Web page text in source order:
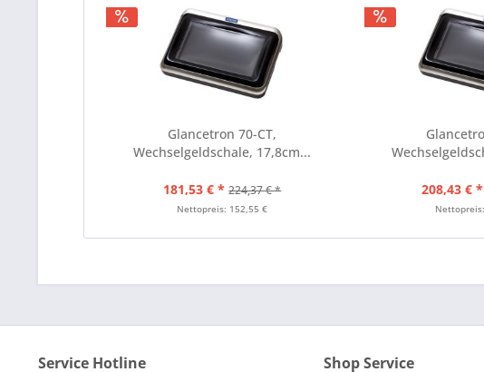
Glancetron 70-CT,
Wechselgeldschale, 17,8cm...
181,53 € * 224,37 € *
Nettopreis: 152,55 €
208,43 € *
Service Hotline Shop Service